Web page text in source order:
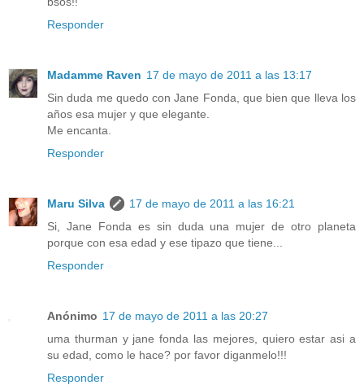
Responder
Madamme Raven 17 de mayo de 2011 a las 13:17
Sin duda me quedo con Jane Fonda, que bien que lleva los
años esa mujer y que elegante.
Me encanta.
Responder
Maru Silva
17 de mayo de 2011 a las 16:21
Si, Jane Fonda es sin duda una mujer de otro planeta
porque con esa edad y ese tipazo que tiene...
Responder
Anónimo 17 de mayo de 2011 a las 20:27
uma thurman y jane fonda las mejores, quiero estar asi a
su edad, como le hace? por favor diganmelo!!!
Responder